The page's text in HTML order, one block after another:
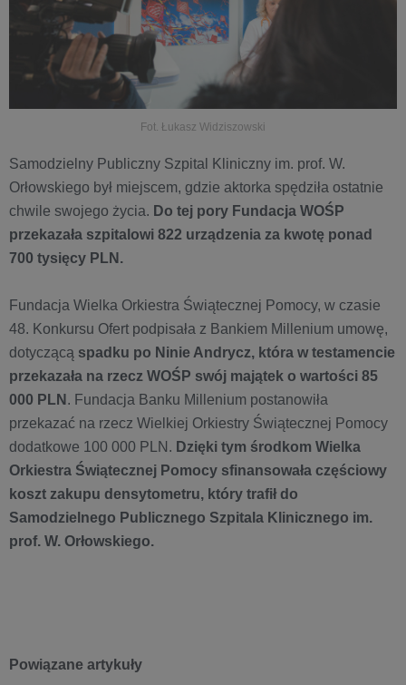
Fot. Łukasz Widziszowski
Samodzielny Publiczny Szpital Kliniczny im. prof. W.
Orłowskiego był miejscem, gdzie aktorka spędziła ostatnie
chwile swojego życia. Do tej pory Fundacja WOŚP
przekazała szpitalowi 822 urządzenia za kwotę ponad
700 tysięcy PLN.
Fundacja Wielka Orkiestra Świątecznej Pomocy, w czasie
48. Konkursu Ofert podpisała z Bankiem Millenium umowę,
dotyczącą spadku po Ninie Andrycz, która w testamencie
przekazała na rzecz WOŚP swój majątek o wartości 85
000 PLN . Fundacja Banku Millenium postanowiła
przekazać na rzecz Wielkiej Orkiestry Świątecznej Pomocy
dodatkowe 100 000 PLN. Dzięki tym środkom Wielka
Orkiestra Świątecznej Pomocy sfinansowała częściowy
koszt zakupu densytometru, który trafił do
Samodzielnego Publicznego Szpitala Klinicznego im.
prof. W. Orłowskiego.
Powiązane artykuły